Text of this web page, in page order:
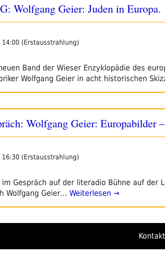
Wolfgang Geier: Juden in Europa.
14:00 (Erstausstrahlung)
Band der Wieser Enzyklopädie des
Wolfgang Geier in acht historischen
Wolfgang Geier: Europabilder
16:30 (Erstausstrahlung)
Gespräch auf der literadio Bühne auf der
Wolfgang Geier… Weiterlesen →
Kontakt